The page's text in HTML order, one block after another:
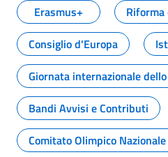
Erasmus+
Consiglio d'Europa
Giornata internazionale
Bandi Avvisi e Contributi
Comitato Olimpico